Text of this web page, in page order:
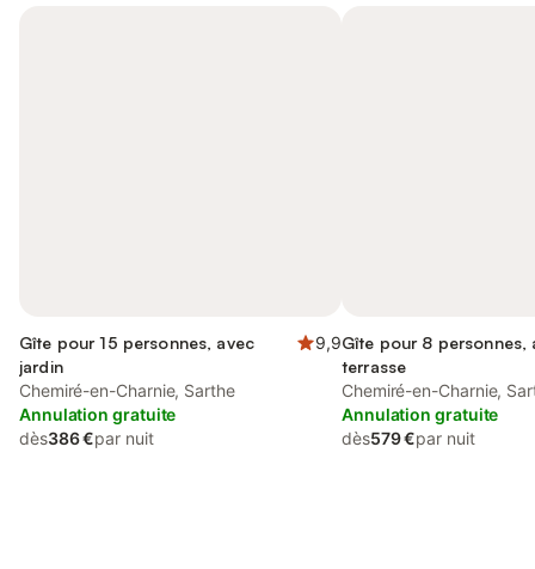
Gîte pour 15 personnes, avec
jardin
9,9
Chemiré-en-Charnie, Sarthe
Annulation gratuite
dès386 €par nuit
Gîte pour 8 personnes,
terrasse
Chemiré-en-Charnie,
Annulation gratuite
dès579 €par nuit